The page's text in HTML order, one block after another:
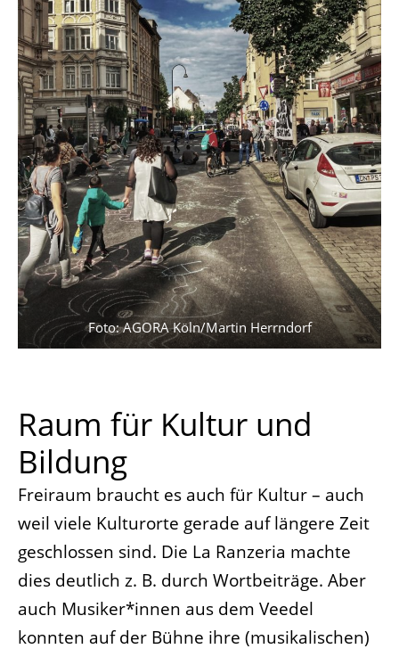
Foto: AGORA Köln/Martin Herrndorf
Raum für Kultur und
Bildung
Freiraum braucht es auch für Kultur – auch
weil viele Kulturorte gerade auf längere Zeit
geschlossen sind. Die La Ranzeria machte
dies deutlich z. B. durch Wortbeiträge. Aber
auch Musiker*innen aus dem Veedel
konnten auf der Bühne ihre (musikalischen)